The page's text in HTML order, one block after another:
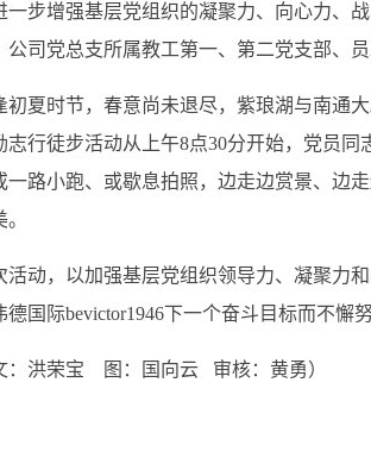
一步增强基层党组织的凝聚力、向心力、
公司党总支所属教工第一、第二党支部、
初夏时节，春意尚未退尽，紫琅湖与南通
志行徒步活动从上午8点30分开始，党员
一路小跑、或歇息拍照，边走边赏景、边
活动，以加强基层党组织领导力、凝聚力
德国际bevictor1946下一个奋斗目标而不懈努
：洪荣宝 图：国向云 审核： 黄勇）